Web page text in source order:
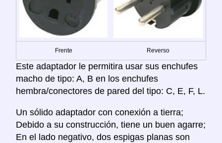
Frente Reverso
Este adaptador le permitira usar sus enchufes
macho de tipo: A, B en los enchufes
hembra/conectores de pared del tipo: C, E, F, L.
Un sólido adaptador con conexión a tierra;
Debido a su construcción, tiene un buen agarre;
En el lado negativo, dos espigas planas son